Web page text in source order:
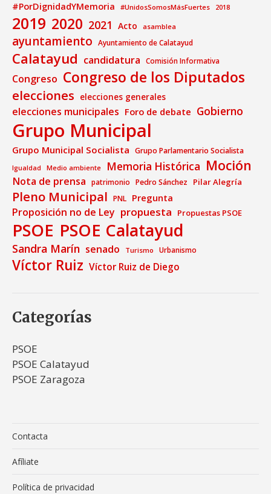
#PorDignidadYMemoria #UnidosSomosMásFuertes 2018
2019 2020 2021 Acto asamblea
ayuntamiento Ayuntamiento de Calatayud
Calatayud candidatura Comisión Informativa
Congreso Congreso de los Diputados
elecciones elecciones generales
elecciones municipales Foro de debate Gobierno
Grupo Municipal
Grupo Municipal Socialista Grupo Parlamentario Socialista
Igualdad Medio ambiente Memoria Histórica Moción
Nota de prensa patrimonio Pedro Sánchez Pilar Alegría
Pleno Municipal PNL Pregunta
Proposición no de Ley propuesta Propuestas PSOE
PSOE PSOE Calatayud
Sandra Marín senado Turismo Urbanismo
Víctor Ruiz Víctor Ruiz de Diego
Categorías
PSOE
PSOE Calatayud
PSOE Zaragoza
Contacta
Afíliate
Política de privacidad